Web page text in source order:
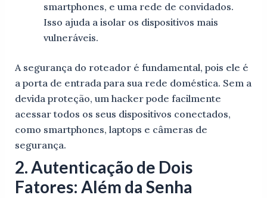
smartphones, e uma rede de convidados.
Isso ajuda a isolar os dispositivos mais
vulneráveis.
A segurança do roteador é fundamental, pois ele é
a porta de entrada para sua rede doméstica. Sem a
devida proteção, um hacker pode facilmente
acessar todos os seus dispositivos conectados,
como smartphones, laptops e câmeras de
segurança.
2. Autenticação de Dois
Fatores: Além da Senha